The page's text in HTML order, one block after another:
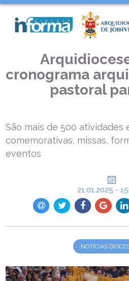
ARQUIDIOCESE DIVULGA
cronograma
pastoral
São mais de 500 atividades
comemorativas, missas,
eventos
21.01.2025 -
NOTÍCIAS